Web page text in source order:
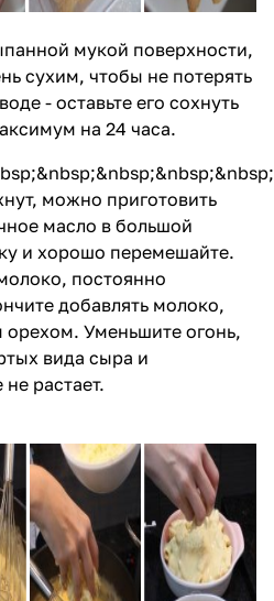
мукой поверхности,
сухим, чтобы не потерять
- оставьте его сохнуть
на 24 часа.
можно приготовить
масло в большой
и хорошо перемешайте.
постоянно
добавлять молоко,
орехом. Уменьшите огонь,
вида сыра и
растает.